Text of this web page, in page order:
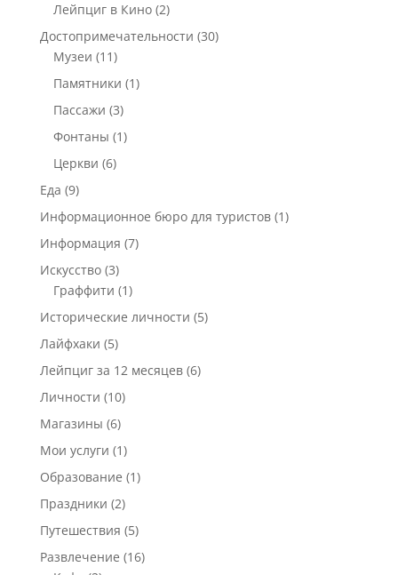
Лейпциг в Кино(2)
Достопримечательности (30)
Музеи (11)
Памятники (1)
Пассажи (3)
Фонтаны (1)
Церкви (6)
Еда (9)
Информационное бюро для туристов(1)
Информация (7)
Искусство(3)
Граффити (1)
Исторические личности (5)
Лайфхаки (5)
Лейпциг за 12 месяцев(6)
Личности (10)
Магазины (6)
Мои услуги (1)
Образование (1)
Праздники (2)
Путешествия (5)
Развлечение (16)